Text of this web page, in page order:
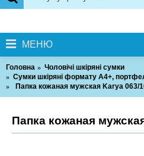
МЕНЮ
Головна
Чоловічі шкіряні сумки
Сумки шкіряні формату А4+,
Папка кожаная мужская Karya 063/